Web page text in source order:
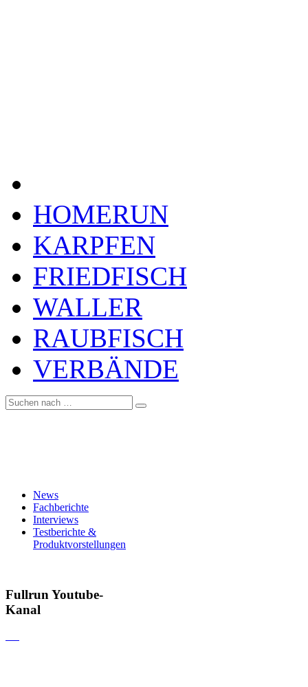
HOMERUN
KARPFEN
FRIEDFISCH
WALLER
RAUBFISCH
VERBÄNDE
News
Fachberichte
Interviews
Testberichte &
Produktvorstellungen
Fullrun Youtube-
Kanal